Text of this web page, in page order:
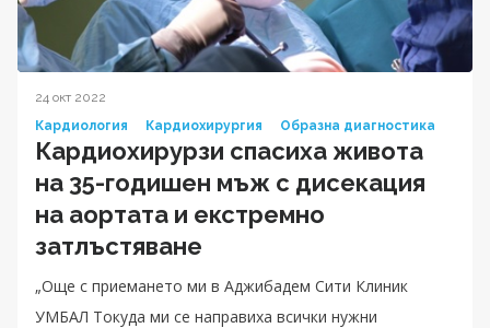
24 окт 2022
Кардиология
Кардиохирургия Образна диагностика
Кардиохирурзи спасиха живота
на 35-годишен мъж с дисекация
на аортата и екстремно
затлъстяване
„Още с приемането ми в Аджибадем Сити Клиник
УМБАЛ Токуда ми се направиха всички нужни